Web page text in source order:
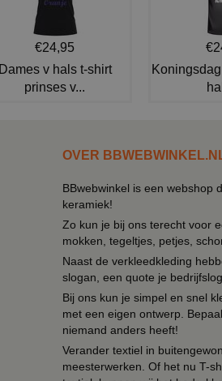
€24,95
Dames v hals t-shirt
prinses v...
OVER
BBwebwinkel is een webshop
keramiek!
Zo kun je bij ons terecht voor
mokken, tegeltjes, petjes,
Naast de verkleedkleding
slogan, een quote je
Bij ons kun je simpel en snel
met een eigen ontwerp.
niemand anders heeft!
Verander textiel in
meesterwerken. Of het nu T-